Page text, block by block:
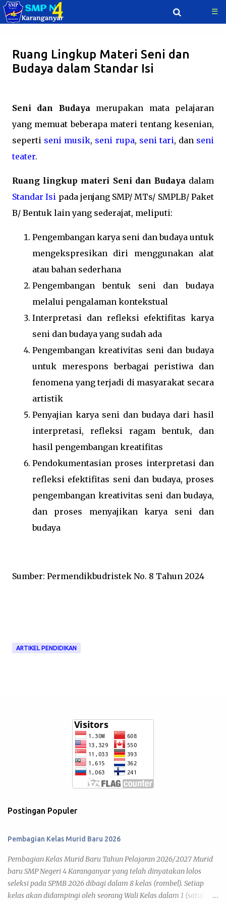
☰
Ruang Lingkup Materi Seni dan
Budaya dalam Standar Isi
Seni dan Budayamerupakan mata pelajaran
yang memuat beberapa materi tentang kesenian,
seperti seni musik, seni rupa, seni tari, dan seni
teater.
Ruang lingkup materi Seni dan Budayadalam
Standar Isi pada jenjang SMP/ MTs/ SMPLB/ Paket
B/ Bentuk lain yang sederajat, meliputi:
Pengembangan karya seni dan budaya untuk
mengekspresikan diri menggunakan alat
atau bahan sederhana
Pengembangan bentuk seni dan budaya
melalui pengalaman kontekstual
Interpretasi dan refleksi efektifitas karya
seni dan budaya yang sudah ada
Pengembangan kreativitas seni dan budaya
untuk merespons berbagai peristiwa dan
fenomena yang terjadi di masyarakat secara
artistik
Penyajian karya seni dan budaya dari hasil
interpretasi, refleksi ragam bentuk, dan
hasil pengembangan kreatifitas
Pendokumentasian proses interpretasi dan
refleksi efektifitas seni dan budaya, proses
pengembangan kreativitas seni dan budaya,
dan proses menyajikan karya seni dan
budaya
Sumber: Permendikbudristek No. 8 Tahun 2024
ARTIKEL PENDIDIKAN
Postingan Populer
Pembagian Kelas Murid Baru 2026
Pembagian Kelas Murid Baru Tahun Pelajaran 2026/2027 Murid
baru SMP Negeri 4 Karanganyar yang telah dinyatakan lolos
seleksi pada SPMB 2026 dibagi dalam 8 kelas (rombel). Setiap
kelas akan didampingi oleh seorang Wali Kelas dalam 1 (satu)